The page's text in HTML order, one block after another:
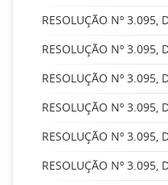
RESOLUÇÃO Nº 3.095,
RESOLUÇÃO Nº 3.095,
RESOLUÇÃO Nº 3.095,
RESOLUÇÃO Nº 3.095,
RESOLUÇÃO Nº 3.095,
RESOLUÇÃO Nº 3.095,